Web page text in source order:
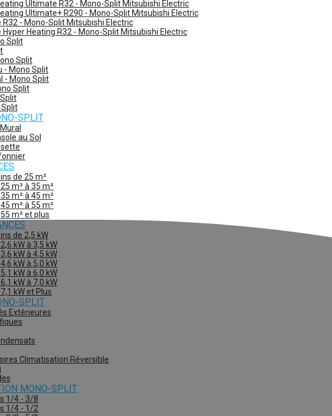
Ultimate R32 - Mono-Split Mitsubishi Electric
Ultimate+ R290 - Mono-Split Mitsubishi Electric
R32 - Mono-Split Mitsubishi Electric
Hyper Heating R32 - Mono-Split Mitsubishi Electric
Split
Split
- Mono Split
- Mono Split
Split
SPLIT
au Sol
de 25 m²
m² à 35 m²
m² à 45 m²
m² à 55 m²
m² et plus
de 2,5 kW
kW à 3,5 kW
kW à 4,5 kW
kW à 5,0 kW
kW à 6,0 kW
kW à 7,0 kW
kW et Plus
SPLIT
Extérieures
Climatisation Réversible
MONO-SPLIT
1/4 - 3/8
1/4 - 1/2